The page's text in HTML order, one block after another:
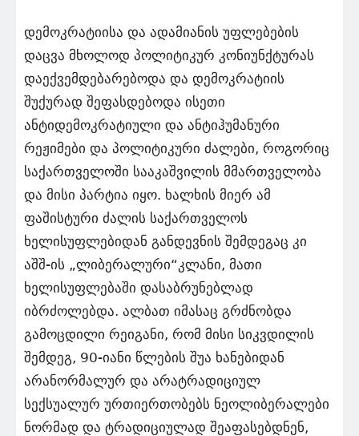
დემოკრატიისა და ადამიანის უფლებების
დაცვა მხოლოდ პოლიტიკურ კონიუნქტურას
დაექვემდებარებოდა და დემოკრატიის
შუქურად შეფასდებოდა ისეთი
ანტიდემოკრატიული და ანტიჰუმანური
რეჟიმები და პოლიტიკური ძალები, როგორიც
საქართველოში სააკაშვილის მმართველობა
და მისი პარტია იყო. ხალხის მიერ ამ
ფაშისტური ძალის საქართველოს
ხელისუფლებიდან განდევნის შემდეგაც კი
აშშ-ის „ლიბერალური“კლანი, მათი
ხელისუფლებაში დასაბრუნებლად
იბრძოლებდა. ალბათ იმასაც გრძნობდა
გამოცდილი რეიგანი, რომ მისი სიკვდილის
შემდეგ, 90-იანი წლების შუა ხანებიდან
არანორმალურ და არატრადიციულ
სექსუალურ ურთიერთობებს ნეოლიბერალები
ნორმად და ტრადიციულად შეაფასებდნენ,